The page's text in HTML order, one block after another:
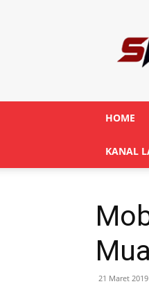
HOME
KANAL
21 Maret 2019